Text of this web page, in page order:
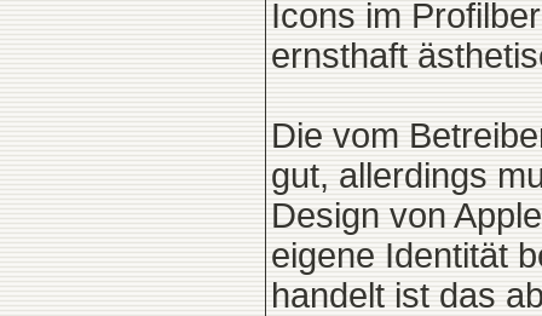
Icons im
ernsthaft
Die vom
gut, allerdings
Design von
eigene Identität
handelt ist das